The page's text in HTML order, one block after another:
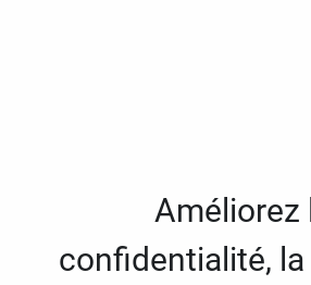
Améliorez
confidentialité,